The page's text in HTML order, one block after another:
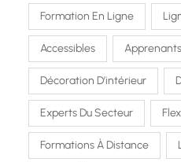
Formation En Ligne
Accessibles Apprenants
Décoration D’intérieur
Experts Du Secteur
Formations À Distance